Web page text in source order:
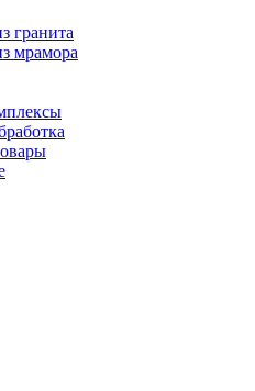
гранита
мрамора